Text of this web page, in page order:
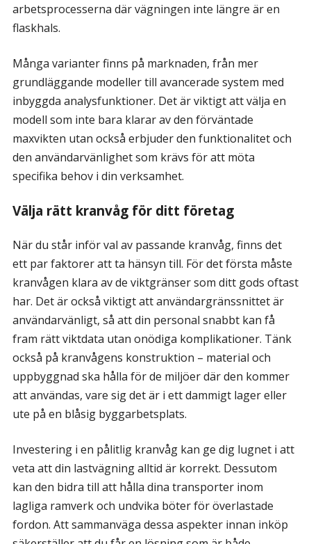
arbetsprocesserna där vägningen inte längre är en
flaskhals.
Många varianter finns på marknaden, från mer
grundläggande modeller till avancerade system med
inbyggda analysfunktioner. Det är viktigt att välja en
modell som inte bara klarar av den förväntade
maxvikten utan också erbjuder den funktionalitet och
den användarvänlighet som krävs för att möta
specifika behov i din verksamhet.
Välja rätt kranvåg för ditt företag
När du står inför val av passande kranvåg, finns det
ett par faktorer att ta hänsyn till. För det första måste
kranvågen klara av de viktgränser som ditt gods oftast
har. Det är också viktigt att användargränssnittet är
användarvänligt, så att din personal snabbt kan få
fram rätt viktdata utan onödiga komplikationer. Tänk
också på kranvågens konstruktion – material och
uppbyggnad ska hålla för de miljöer där den kommer
att användas, vare sig det är i ett dammigt lager eller
ute på en blåsig byggarbetsplats.
Investering i en pålitlig kranvåg kan ge dig lugnet i att
veta att din lastvägning alltid är korrekt. Dessutom
kan den bidra till att hålla dina transporter inom
lagliga ramverk och undvika böter för överlastade
fordon. Att sammanväga dessa aspekter innan inköp